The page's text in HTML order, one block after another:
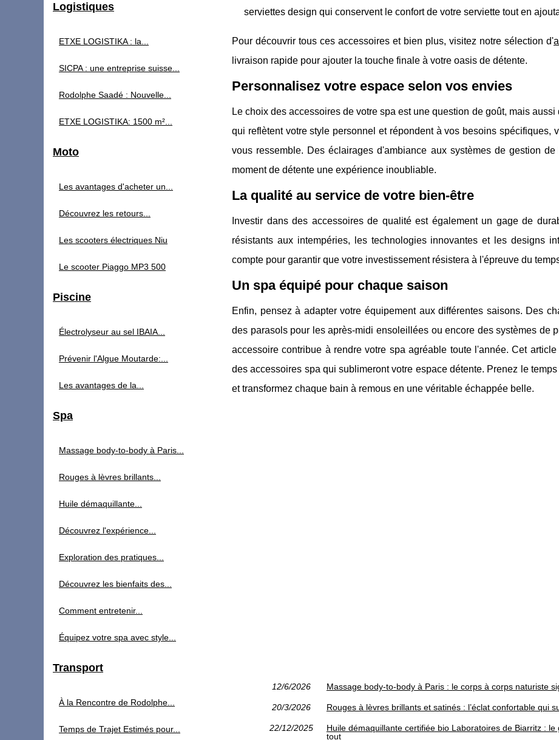
serviettes design qui conservent le confort de votre serviette tout en
Pour découvrir tous ces accessoires et bien plus, visitez notre sélection d'
livraison rapide pour ajouter la touche finale à votre oasis de détente.
Personnalisez votre espace selon vos envies
Le choix des accessoires de votre spa est une question de goût, mais
qui reflètent votre style personnel et répondent à vos besoins spécifiques,
vous ressemble. Des éclairages d'ambiance aux systèmes de gestion
moment de détente une expérience inoubliable.
La qualité au service de votre bien-être
Investir dans des accessoires de qualité est également un gage de
résistants aux intempéries, les technologies innovantes et les designs
compte pour garantir que votre investissement résistera à l'épreuve du
Un spa équipé pour chaque saison
Enfin, pensez à adapter votre équipement aux différentes saisons. Des
des parasols pour les après-midi ensoleillées ou encore des systèmes de
accessoire contribue à rendre votre spa agréable toute l'année. Cet
des accessoires spa qui sublimeront votre espace détente. Prenez le
et transformez chaque bain à remous en une véritable échappée belle.
12/6/2026 Massage body-to-body à Paris : le corps à corps naturiste
20/3/2026 Rouges à lèvres brillants et satinés : l’éclat confortable qui
22/12/2025
Huile démaquillante certifiée bio Laboratoires de Biarritz :
tout
Logistiques
ETXE LOGISTIKA : la...
SICPA : une entreprise suisse...
Rodolphe Saadé : Nouvelle...
ETXE LOGISTIKA: 1500 m²...
Moto
Les avantages d'acheter un...
Découvrez les retours...
Les scooters électriques Niu
Le scooter Piaggo MP3 500
Piscine
Électrolyseur au sel IBAIA...
Prévenir l'Algue Moutarde:...
Les avantages de la...
Spa
Massage body-to-body à Paris...
Rouges à lèvres brillants...
Huile démaquillante...
Découvrez l'expérience...
Exploration des pratiques...
Découvrez les bienfaits des...
Comment entretenir...
Équipez votre spa avec style...
Transport
À la Rencontre de Rodolphe...
Temps de Trajet Estimés pour...